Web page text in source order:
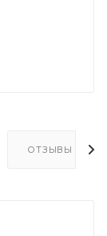
ОТЗЫВЫ